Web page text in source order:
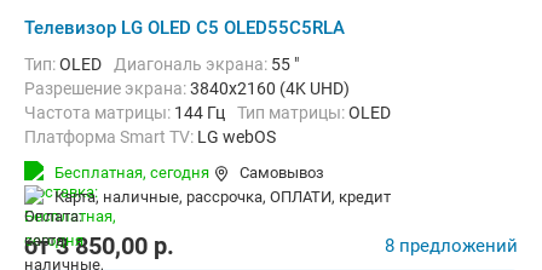
Телевизор LG OLED C5 OLED55C5RLA
Тип:OLED Диагональ экрана: 55 "
Разрешение экрана:3840x2160 (4K UHD)
Частота матрицы: 144 Гц Тип матрицы:OLED
Платформа Smart TV: LG webOS
Беспроводные интерфейсы:
Бесплатная, сегодня
Самовывоз
карта, наличные, рассрочка, ОПЛАТИ, кредит
от3 850,00 p. 8 предложений